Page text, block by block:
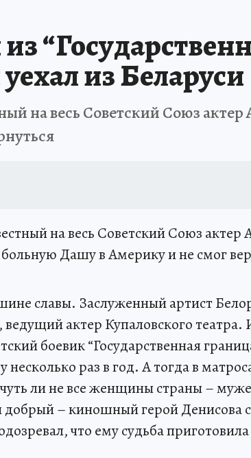
из Беларуси
на весь Советский Союз
на весь Советский Союз актер
Дашу в Америку и не смог
славы. Заслуженный артист
актер Купаловского театра.
боевик “Государственная
несколько раз в год. А тогда в
ли не все женщины страны –
добрый – киношный герой Денисова
что ему судьба